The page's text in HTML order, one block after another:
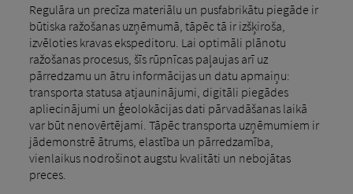
Regulāra un precīza materiālu un pusfabrikātu piegāde ir
būtiska ražošanas uzņēmumā, tāpēc tā ir izšķiroša,
izvēloties kravas ekspeditoru. Lai optimāli plānotu
ražošanas procesus, šīs rūpnīcas paļaujas arī uz
pārredzamu un ātru informācijas un datu apmaiņu:
transporta statusa atjauninājumi, digitāli piegādes
apliecinājumi un ģeolokācijas dati pārvadāšanas laikā
var būt nenovērtējami. Tāpēc transporta uzņēmumiem ir
jādemonstrē ātrums, elastība un pārredzamība,
vienlaikus nodrošinot augstu kvalitāti un nebojātas
preces.